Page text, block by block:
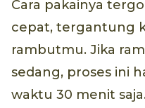
Cara pakainya
cepat, tergantung
rambutmu. Jika
sedang, proses ini
waktu 30 menit